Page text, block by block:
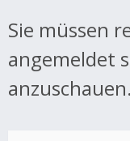
Sie müssen
angemeldet
anzuschauen.